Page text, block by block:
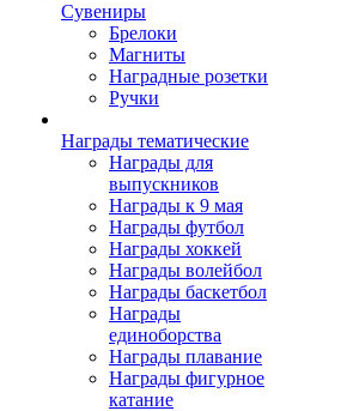
Сувениры
Брелоки
Магниты
Наградные розетки
Ручки
Награды тематические
Награды для
выпускников
Награды к 9 мая
Награды футбол
Награды хоккей
Награды волейбол
Награды баскетбол
Награды
единоборства
Награды плавание
Награды фигурное
катание